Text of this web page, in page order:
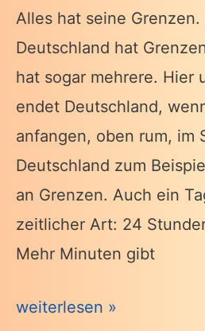
Alles hat seine Grenzen.
Deutschland hat
hat sogar mehrere. Hier
endet Deutschland,
anfangen, oben rum, im
Deutschland zum
an Grenzen. Auch ein
zeitlicher Art: 24
Mehr Minuten gibt
Grenzen
weiterlesen »